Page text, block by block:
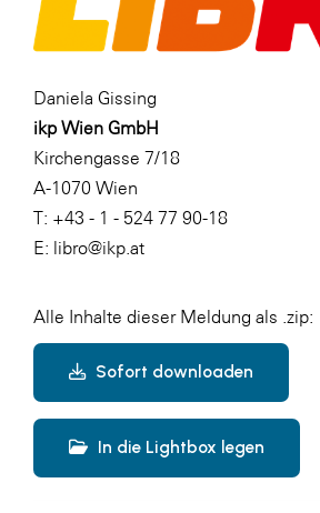
Daniela Gissing
ikp Wien GmbH
Kirchengasse 7/18
A-1070 Wien
T: +43 - 1 - 524 77 90-18
E: libro@ikp.at
Alle Inhalte dieser Meldung als .zip:
Sofort downloaden
In die Lightbox legen